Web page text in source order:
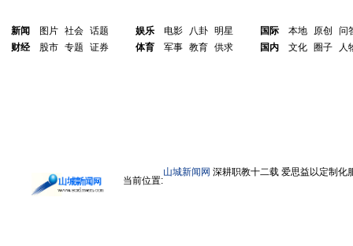
新闻 图片 社会 话题
财经
股市 专题 证券
娱乐 电影 八卦 明星
体育
军事 教育 供求
国际 本地 原创
问
国内
文化 圈子 人
当前位置:
山城新闻网 深耕职教十二载 爱思益以定制化